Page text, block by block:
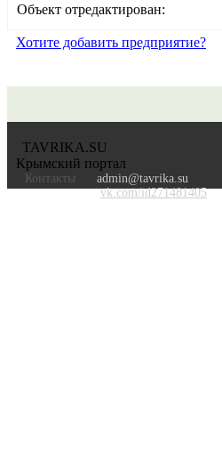
Объект отредактирован:
Хотите добавить предприятие?
TAVRIKA.SU
Крымский портал
Контакты
admin@tavrika.su
vk.com/id271481405